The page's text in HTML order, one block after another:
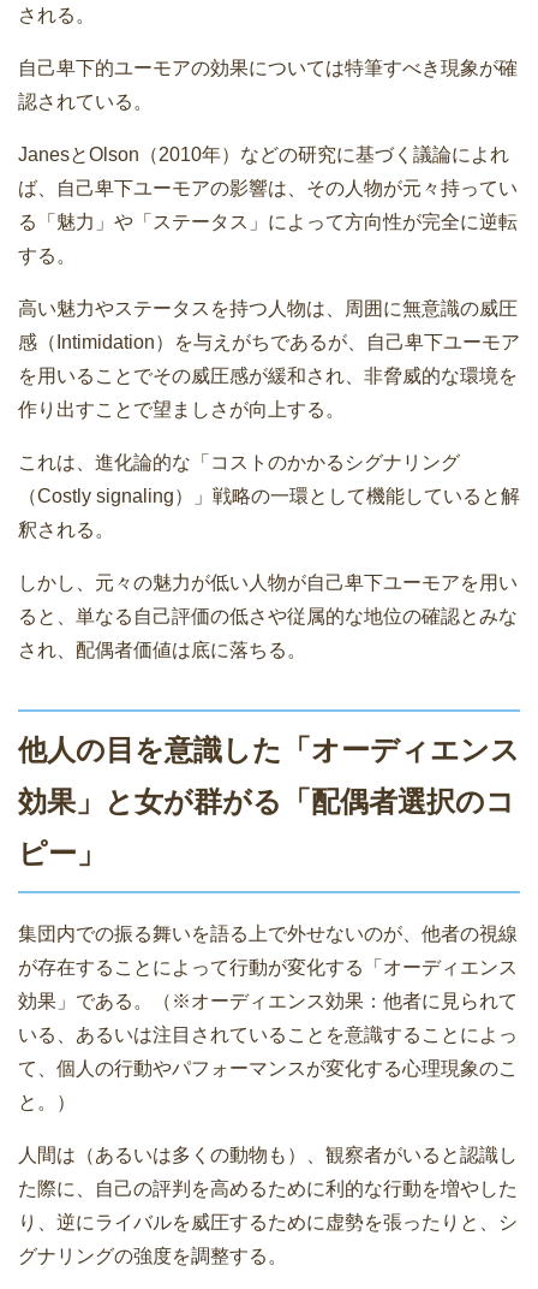
される。
自己卑下的ユーモアの効果については特筆すべき現象が確
認されている。
JanesとOlson（2010年）などの研究に基づく議論によれ
ば、自己卑下ユーモアの影響は、その人物が元々持ってい
る「魅力」や「ステータス」によって方向性が完全に逆転
する。
高い魅力やステータスを持つ人物は、周囲に無意識の威圧
感（Intimidation）を与えがちであるが、自己卑下ユーモア
を用いることでその威圧感が緩和され、非脅威的な環境を
作り出すことで望ましさが向上する。
これは、進化論的な「コストのかかるシグナリング
（Costly signaling）」戦略の一環として機能していると解
釈される。
しかし、元々の魅力が低い人物が自己卑下ユーモアを用い
ると、単なる自己評価の低さや従属的な地位の確認とみな
され、配偶者価値は底に落ちる。
他人の目を意識した「オーディエンス
効果」と女が群がる「配偶者選択のコ
ピー」
集団内での振る舞いを語る上で外せないのが、他者の視線
が存在することによって行動が変化する「オーディエンス
効果」である。（※オーディエンス効果：他者に見られて
いる、あるいは注目されていることを意識することによっ
て、個人の行動やパフォーマンスが変化する心理現象のこ
と。）
人間は（あるいは多くの動物も）、観察者がいると認識し
た際に、自己の評判を高めるために利的な行動を増やした
り、逆にライバルを威圧するために虚勢を張ったりと、シ
グナリングの強度を調整する。